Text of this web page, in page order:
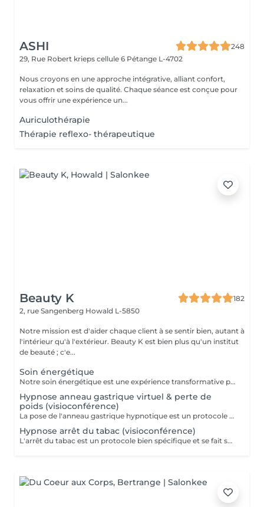
ASHI
248
29, Rue Robert krieps cellule 6 Pétange L-4702
Nous croyons en une approche intégrative, alliant confort,
relaxation et soins de qualité. Chaque séance est conçue pour
vous offrir une expérience un...
Auriculothérapie
Thérapie reflexo- thérapeutique
Beauty K
182
2, rue Sangenberg Howald L-5850
Notre mission est d'aider chaque client à se sentir bien, autant à
l'intérieur qu'à l'extérieur. Beauty K est bien plus qu'un institut
de beauté ; c'e...
Soin énergétique
Notre soin énergétique est une expérience transformative pour libérer blocages et tensions, tout en cultivant une paix intérieure profonde. Ce traitement unique agit sur les énergies environnantes et utilise des techniques éprouvées pour harmoniser l'énergie vitale de votre corps. Avec une approche holistique, nous ciblons les déséquilibres énergétiques qui influent sur votre santé physique et émotionnelle. Basée sur l'interaction avec les champs énergétiques, cette méthode restaure l'équilibre entre corps, esprit et âme. Ce soin, apaisant et régénérant, stimule vos capacités naturelles d'auto-guérison, renforçant vitalité et clarté mentale. Idéal pour se sentir revitalisé, allégé du quotidien, et en harmonie avec soi-même.
Hypnose anneau gastrique virtuel & perte de
poids (visioconférence)
La pose de l'anneau gastrique hypnotique est un protocole bien spécifique et se fait sur 4 séances. Une séance de suivi est également comprise dans le forfait. L'anneau gastrique hypnotique sera bénéfique pour quiconque a un surpoids de 10kg ou plus. La solution hypnotique vous permet de perdre vos kilos en trop sans passer par la case chirurgie chère et dangereuse. Grâce à l'anneau gastrique hypnotique, vous créez un rapport différent avec la nourriture afin de changer vos habitudes alimentaires durablement. Plus d'informations sur : http://jgchypnose.com
Hypnose arrêt du tabac (visioconférence)
L'arrêt du tabac est un protocole bien spécifique et se fait sur 4 séances. Une séance de suivi est également comprise dans le forfait. Motivé à vous libérer du tabac ? Agissez, reprenez votre vie en main et libérez-vous de ces comportements automatiques. Grâce aux suggestions mentales, l'hypnose offre des résultats spectaculaires.